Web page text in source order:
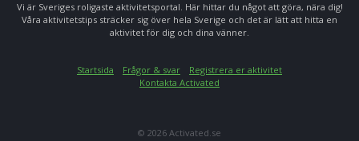
Vi är Sveriges roligaste aktivitetsportal. Här hittar du något att göra, nära dig!
Våra aktivitetstips sträcker sig över hela Sverige och det är lätt att hitta en
aktivitet för dig och dina vänner.
Startsida Frågor & svar
Registrera er aktivitet
Kontakta Activated
© 2026 Activated.se